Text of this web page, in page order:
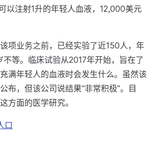
以注射1升的年轻人血液，12,000美元
项业务之前，已经实验了近150人，年
等。临床试验从2017年开始，旨在了
满年轻人的血液时会发生什么。虽然该
布，但该公司说结果“非常积极”。目
方面的医学研究。
口